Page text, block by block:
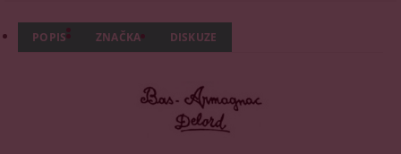
POPIS ZNAČKA DISKUZE